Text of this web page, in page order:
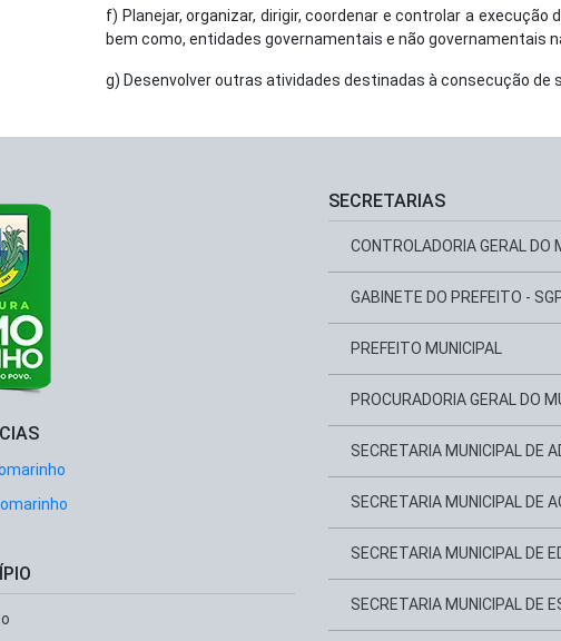
f) Planejar, organizar, dirigir, coordenar e controlar a
bem como, entidades governamentais e não governamentais
g) Desenvolver outras atividades destinadas à consecução de
SECRETARIAS
CONTROLADORIA GERAL DO
GABINETE DO PREFEITO -
PREFEITO MUNICIPAL
PROCURADORIA GERAL DO
SECRETARIA MUNICIPAL DE
SECRETARIA MUNICIPAL DE
SECRETARIA MUNICIPAL DE
SECRETARIA MUNICIPAL DE